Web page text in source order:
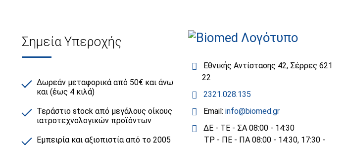
Σημεία Υπεροχής
Δωρεάν μεταφορικά από 50€ και άνω
και (έως 4 κιλά)
Τεράστιο stock από μεγάλους οίκους
ιατροτεχνολογικών προϊόντων
Εμπειρία και αξιοπιστία από το 2005
Εθνικής Αντίστασης 42, Σέρρες 621
22
2321.028.135
Email: info@biomed.gr
ΔΕ - ΤΕ - ΣΑ 08:00 - 14:30
ΤΡ - ΠΕ - ΠΑ 08:00 - 14:30, 17:30 -